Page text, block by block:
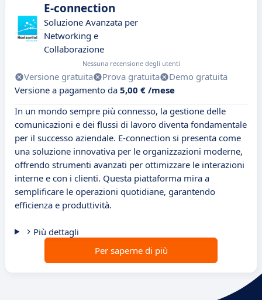
E-connection
Soluzione Avanzata per
Networking e
Collaborazione
Nessuna recensione degli utenti
Versione gratuita Prova gratuita
Demo gratuita
Versione a pagamento da 5,00 € /mese
In un mondo sempre più connesso, la gestione delle
comunicazioni e dei flussi di lavoro diventa fondamentale
per il successo aziendale. E-connection si presenta come
una soluzione innovativa per le organizzazioni moderne,
offrendo strumenti avanzati per ottimizzare le interazioni
interne e con i clienti. Questa piattaforma mira a
semplificare le operazioni quotidiane, garantendo
efficienza e produttività.
Più dettagli
Per saperne di più